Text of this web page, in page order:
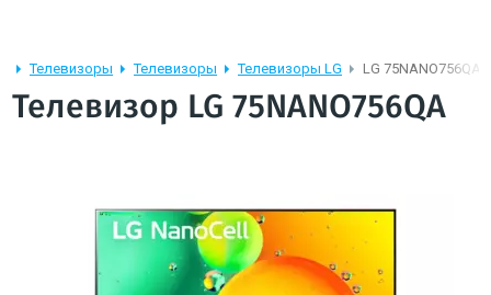
Телевизоры Телевизоры Телевизоры LG LG 75NANO756QA
Телевизор LG 75NANO756QA